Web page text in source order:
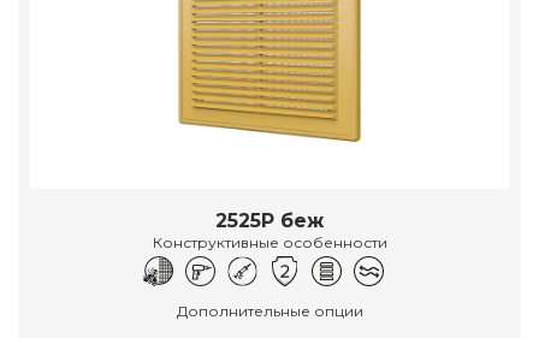
2525Р беж
Конструктивные особенности
Дополнительные опции